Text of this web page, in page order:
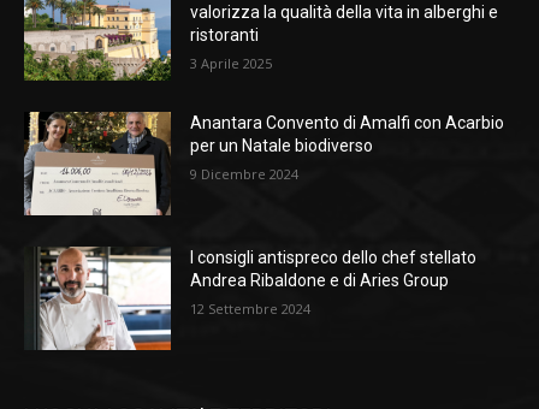
valorizza la qualità della vita in alberghi e
ristoranti
3 Aprile 2025
Anantara Convento di Amalfi con Acarbio
per un Natale biodiverso
9 Dicembre 2024
I consigli antispreco dello chef stellato
Andrea Ribaldone e di Aries Group
12 Settembre 2024